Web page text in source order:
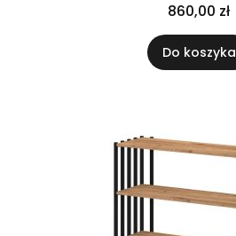
860,00 zł
Do koszyka